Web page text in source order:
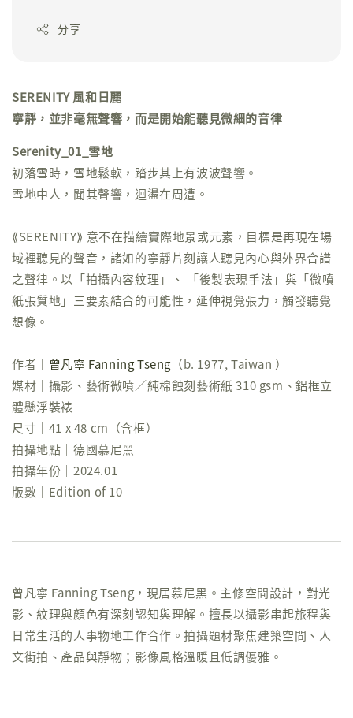
分享
SERENITY 風和日麗
寧靜，並非毫無聲響，而是開始能聽見微細的音律
Serenity_01_雪地
初落雪時，雪地鬆軟，踏步其上有波波聲響。
雪地中人，聞其聲響，迴盪在周遭。
⟪SERENITY⟫ 意不在描繪實際地景或元素，目標是再現在場
域裡聽見的聲音，諸如的寧靜片刻讓人聽見內心與外界合譜
之聲律。以「拍攝內容紋理」、 「後製表現手法」與「微噴
紙張質地」三要素結合的可能性，延伸視覺張力，觸發聽覺
想像。
作者｜ 曾凡寧 Fanning Tseng （b. 1977, Taiwan ）
媒材｜攝影、藝術微噴／純棉蝕刻藝術紙 310 gsm、鋁框立
體懸浮裝裱
尺寸｜41 x 48 cm（含框）
拍攝地點｜德國慕尼黑
拍攝年份｜2024.01
版數｜Edition of 10
曾凡寧 Fanning Tseng，現居慕尼黑。主修空間設計，對光
影、紋理與顏色有深刻認知與理解。擅長以攝影串起旅程與
日常生活的人事物地工作合作。拍攝題材聚焦建築空間、人
文街拍、產品與靜物；影像風格溫暖且低調優雅。